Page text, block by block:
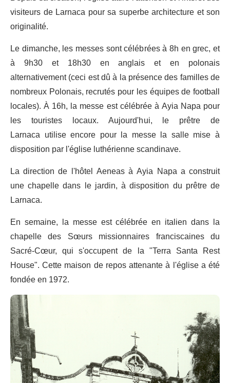
visiteurs de Larnaca pour sa superbe architecture et son
originalité.
Le dimanche, les messes sont célébrées à 8h en grec, et
à 9h30 et 18h30 en anglais et en polonais
alternativement (ceci est dû à la présence des familles de
nombreux Polonais, recrutés pour les équipes de football
locales). À 16h, la messe est célébrée à Ayia Napa pour
les touristes locaux. Aujourd'hui, le prêtre de
Larnaca utilise encore pour la messe la salle mise à
disposition par l'église luthérienne scandinave.
La direction de l'hôtel Aeneas à Ayia Napa a construit
une chapelle dans le jardin, à disposition du prêtre de
Larnaca.
En semaine, la messe est célébrée en italien dans la
chapelle des Sœurs missionnaires franciscaines du
Sacré-Cœur, qui s'occupent de la "Terra Santa Rest
House". Cette maison de repos attenante à l'église a été
fondée en 1972.